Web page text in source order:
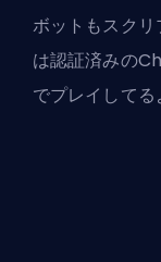
ボットもスク
は認証済みの
でプレイしてる